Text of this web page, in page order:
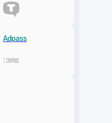
Adpass